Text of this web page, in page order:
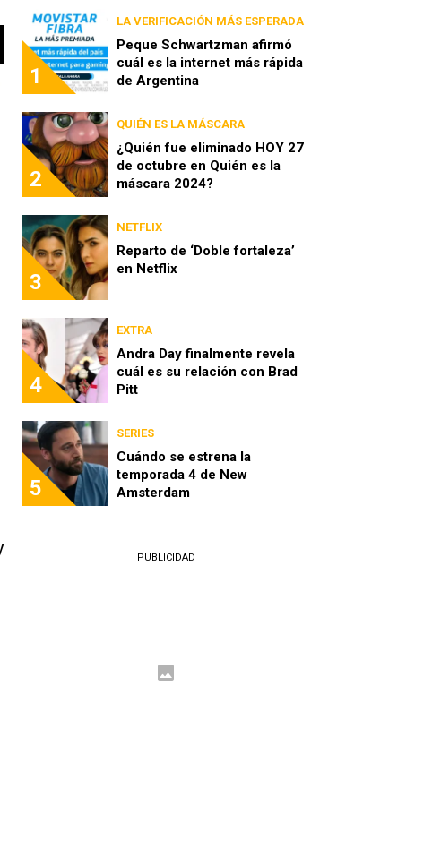
1
LA VERIFICACIÓN MÁS ESPERADA
Peque Schwartzman afirmó
cuál es la internet más rápida
de Argentina
2
QUIÉN ES LA MÁSCARA
¿Quién fue eliminado HOY 27
de octubre en Quién es la
máscara 2024?
3
NETFLIX
Reparto de ‘Doble fortaleza’
en Netflix
4
EXTRA
Andra Day finalmente revela
cuál es su relación con Brad
Pitt
5
SERIES
Cuándo se estrena la
temporada 4 de New
Amsterdam
PUBLICIDAD